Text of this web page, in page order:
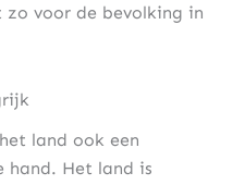
voor de bevolking in
land ook een
hand. Het land is